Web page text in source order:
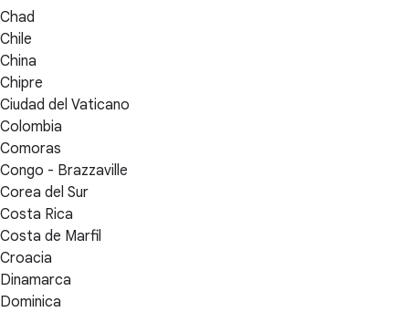
Chad
Chile
China
Chipre
Ciudad del Vaticano
Colombia
Comoras
Congo - Brazzaville
Corea del Sur
Costa Rica
Costa de Marfil
Croacia
Dinamarca
Dominica